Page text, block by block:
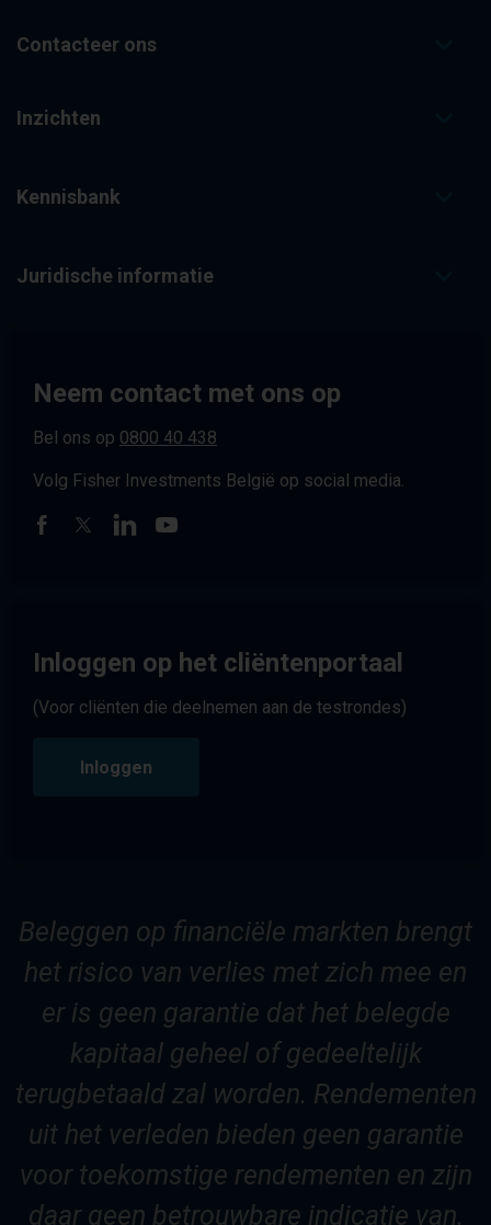
Contacteer ons
Inzichten
Kennisbank
Juridische informatie
Neem contact met ons op
Bel ons op 0800 40 438
Volg Fisher Investments België op social media.
Inloggen op het cliëntenportaal
(Voor cliënten die deelnemen aan de testrondes)
Inloggen
Beleggen op financiële markten brengt
het risico van verlies met zich mee en
er is geen garantie dat het belegde
kapitaal geheel of gedeeltelijk
terugbetaald zal worden. Rendementen
uit het verleden bieden geen garantie
voor toekomstige rendementen en zijn
daar geen betrouwbare indicatie van.